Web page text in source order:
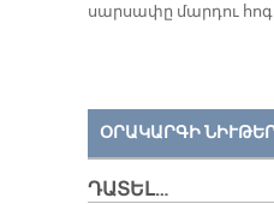
սարսափը մարդու
ՕՐԱԿԱՐԳԻ
ԴԱՏԵԼ…